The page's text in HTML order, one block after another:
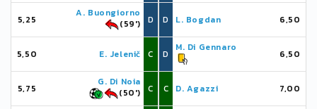
5,25
A. Buongiorno
(59')
D
5,50 E. Jelenič C
5,75
G. Di Noia
(50')
C
D L. Bogdan 6,50
D
M. Di Gennaro
6,50
C D. Agazzi 7,00